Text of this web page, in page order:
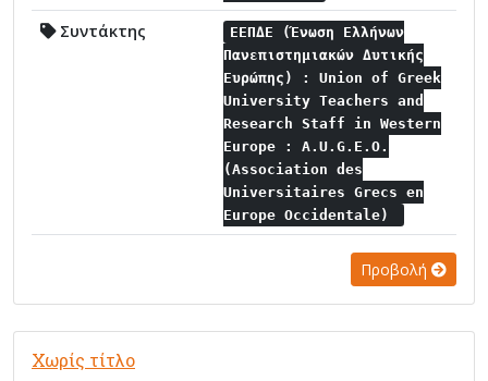
Συντάκτης
ΕΕΠΔΕ (Ένωση Ελλήνων
Πανεπιστημιακών Δυτικής
Ευρώπης) : Union of Greek
University Teachers and
Research Staff in Western
Europe : A.U.G.E.O.
(Association des
Universitaires Grecs en
Europe Occidentale)
Προβολή
Χωρίς τίτλο